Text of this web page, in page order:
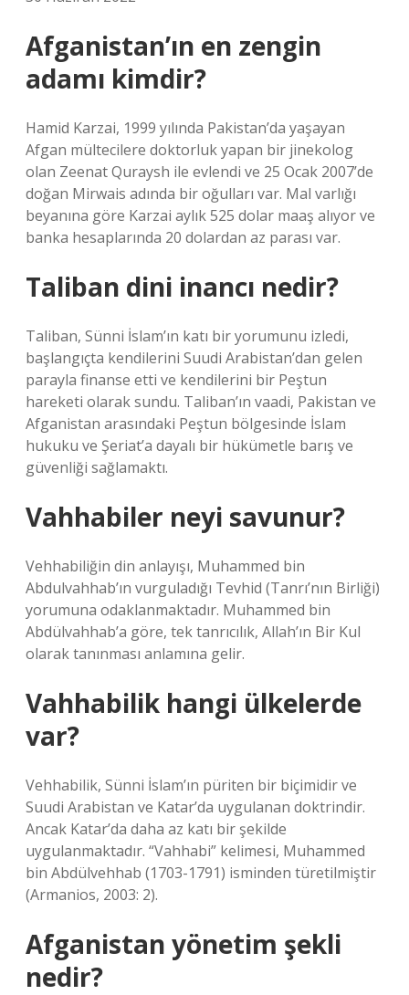
Afganistan’ın en zengin
adamı kimdir?
Hamid Karzai, 1999 yılında Pakistan’da yaşayan
Afgan mültecilere doktorluk yapan bir jinekolog
olan Zeenat Quraysh ile evlendi ve 25 Ocak 2007’de
doğan Mirwais adında bir oğulları var. Mal varlığı
beyanına göre Karzai aylık 525 dolar maaş alıyor ve
banka hesaplarında 20 dolardan az parası var.
Taliban dini inancı nedir?
Taliban, Sünni İslam’ın katı bir yorumunu izledi,
başlangıçta kendilerini Suudi Arabistan’dan gelen
parayla finanse etti ve kendilerini bir Peştun
hareketi olarak sundu. Taliban’ın vaadi, Pakistan ve
Afganistan arasındaki Peştun bölgesinde İslam
hukuku ve Şeriat’a dayalı bir hükümetle barış ve
güvenliği sağlamaktı.
Vahhabiler neyi savunur?
Vehhabiliğin din anlayışı, Muhammed bin
Abdulvahhab’ın vurguladığı Tevhid (Tanrı’nın Birliği)
yorumuna odaklanmaktadır. Muhammed bin
Abdülvahhab’a göre, tek tanrıcılık, Allah’ın Bir Kul
olarak tanınması anlamına gelir.
Vahhabilik hangi ülkelerde
var?
Vehhabilik, Sünni İslam’ın püriten bir biçimidir ve
Suudi Arabistan ve Katar’da uygulanan doktrindir.
Ancak Katar’da daha az katı bir şekilde
uygulanmaktadır. “Vahhabi” kelimesi, Muhammed
bin Abdülvehhab (1703-1791) isminden türetilmiştir
(Armanios, 2003: 2).
Afganistan yönetim şekli
nedir?